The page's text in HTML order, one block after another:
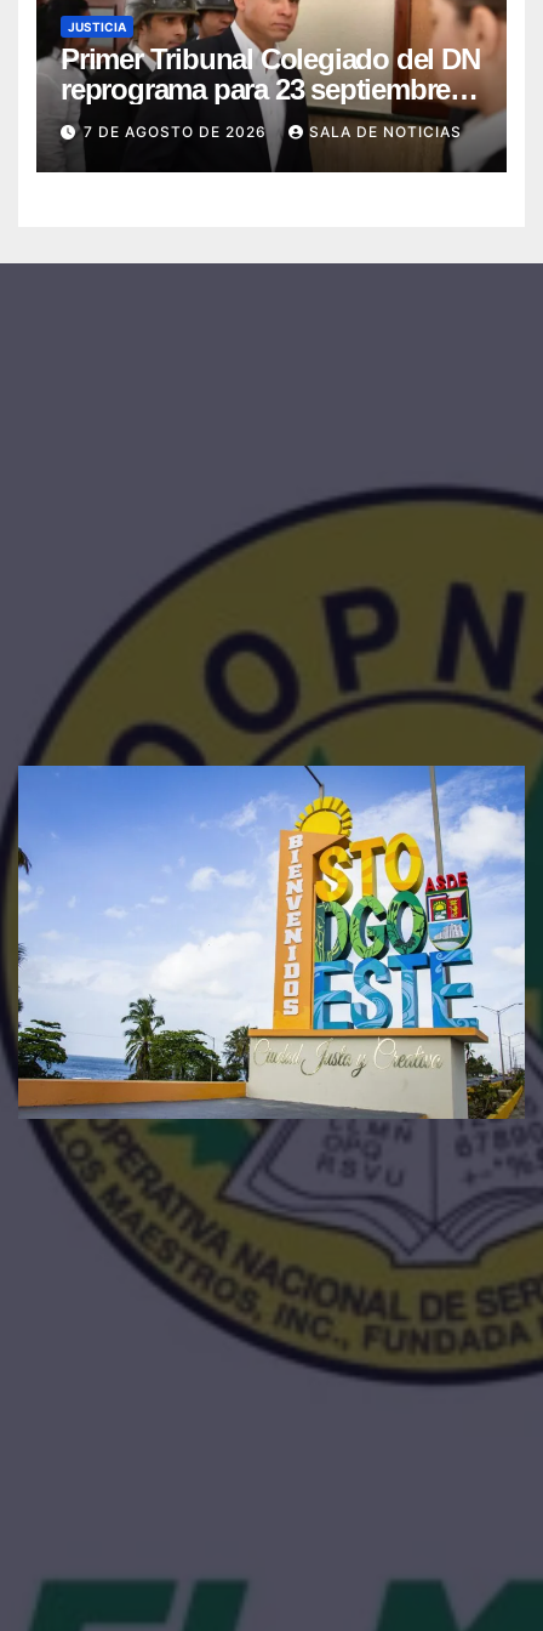
JUSTICIA
Primer Tribunal Colegiado del DN
reprograma para 23 septiembre
lectura íntegra de sentencia
contra Adán Cáceres y
coimputados
7 DE AGOSTO DE 2026 SALA DE NOTICIAS